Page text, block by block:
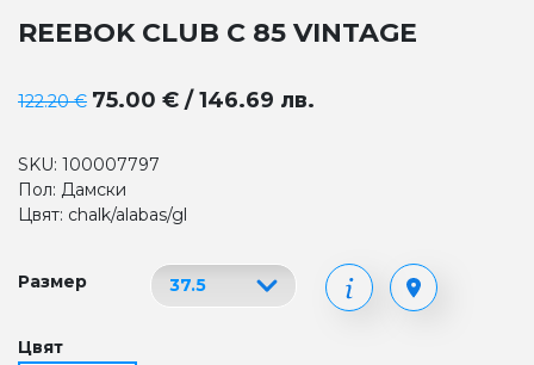
REEBOK CLUB C 85 VINTAGE
122.20 € 75.00 € / 146.69 лв.
SKU: 100007797
Пол: Дамски
Цвят: chalk/alabas/gl
Размер
Цвят